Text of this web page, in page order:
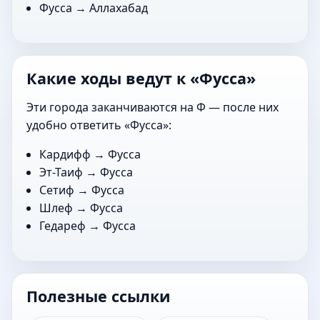
Фусса →Аллахабад
Какие ходы ведут к «Фусса»
Эти города заканчиваются на Ф — после них
удобно ответить «Фусса»:
Кардифф → Фусса
Эт-Таиф → Фусса
Сетиф → Фусса
Шлеф → Фусса
Гедареф → Фусса
Полезные ссылки